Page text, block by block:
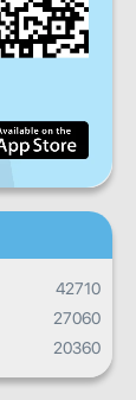
42710
27060
20360